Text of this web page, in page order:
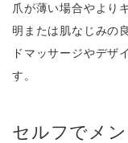
爪が薄い場合やより
明または肌なじみの
ドマッサージやデザ
す。
セルフでメ